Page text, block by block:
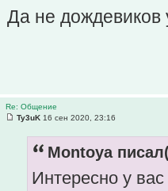
Да не дождевиков
Re: Общение
Ty3uK 16 сен 2020, 23:16
Montoya
Интересно у